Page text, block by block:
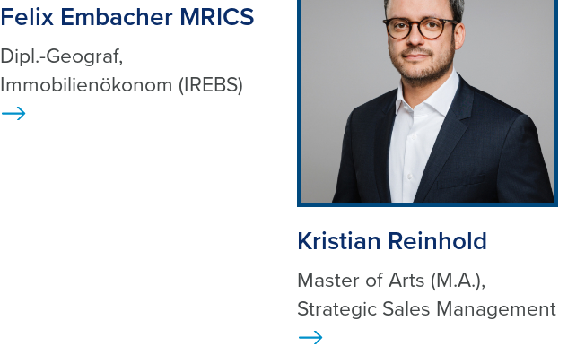
Felix Embacher MRICS
Dipl.-Geograf,
Immobilienökonom (IREBS)
Kristian Reinhold
Master of Arts (M.A.),
Strategic Sales Management